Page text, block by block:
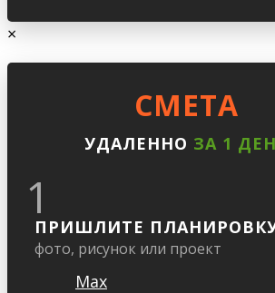
×
CМЕТА
УДАЛЕННО ЗА 1
1
ПРИШЛИТЕ
фото, рисунок или проект
Max